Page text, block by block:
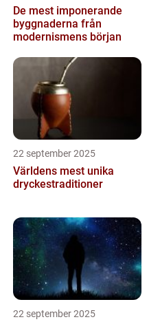
De mest imponerande
byggnaderna från
modernismens början
22 september 2025
Världens mest unika
dryckestraditioner
22 september 2025